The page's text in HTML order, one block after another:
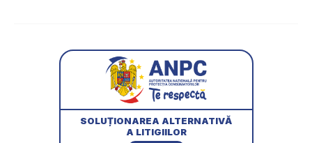
SOLUȚIONAREA ALTERNATIVĂ
A LITIGIILOR